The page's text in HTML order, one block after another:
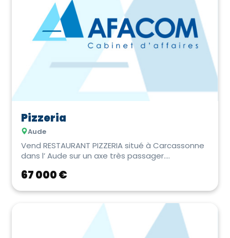
Menuiserie
Ets Artisanat & Bâtiment
PME / PMI
Pizzeria
Aude
Vend RESTAURANT PIZZERIA situé à Carcassonne
dans l’ Aude sur un axe très passager.
67 000 €